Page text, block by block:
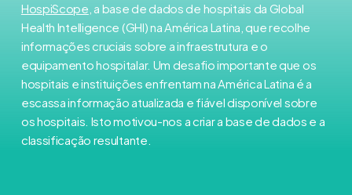
HospiScope , a base de dados de hospitais da Global
Health Intelligence (GHI) na América Latina, que recolhe
informações cruciais sobre a infraestrutura e o
equipamento hospitalar. Um desafio importante que os
hospitais e instituições enfrentam na América Latina é a
escassa informação atualizada e fiável disponível sobre
os hospitais. Isto motivou-nos a criar a base de dados e a
classificação resultante.